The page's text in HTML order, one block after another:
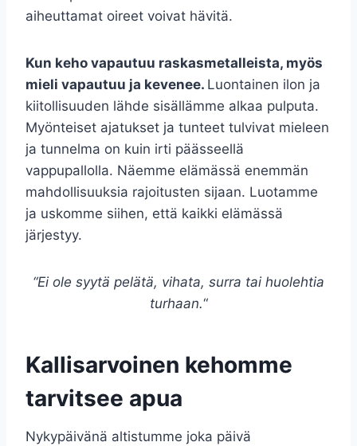
aiheuttamat oireet voivat hävitä.
Kun keho vapautuu raskasmetalleista, myös
mieli vapautuu ja kevenee. Luontainen ilon ja
kiitollisuuden lähde sisällämme alkaa pulputa.
Myönteiset ajatukset ja tunteet tulvivat mieleen
ja tunnelma on kuin irti päässeellä
vappupallolla. Näemme elämässä enemmän
mahdollisuuksia rajoitusten sijaan. Luotamme
ja uskomme siihen, että kaikki elämässä
järjestyy.
“Ei ole syytä pelätä, vihata, surra tai huolehtia
turhaan.“
Kallisarvoinen kehomme
tarvitsee apua
Nykypäivänä altistumme joka päivä